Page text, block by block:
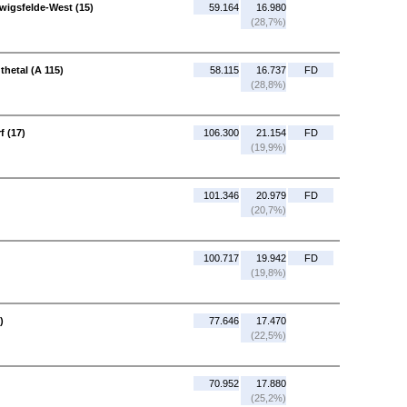
West (15) 59.164
16.980
(28,7%)
(A 115) 58.115
16.737
(28,8%)
FD
(17) 106.300
21.154
(19,9%)
FD
101.346
20.979
(20,7%)
FD
100.717
19.942
(19,8%)
FD
77.646
17.470
(22,5%)
70.952
17.880
(25,2%)